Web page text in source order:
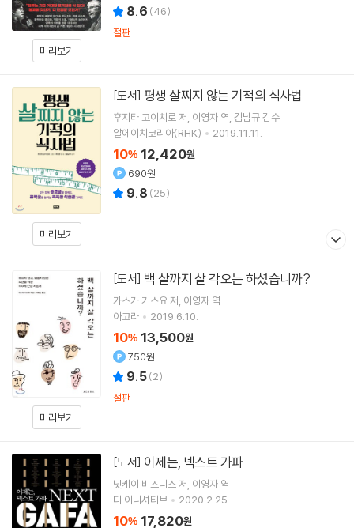
미리보기
8.6 (46)
절판
미리보기
[도서] 평생 살찌지 않는 기적의 식사법
후지타 고이치로 저 이영자 역 김남규감수
알에이치코리아(RHK)
2019.11.11.
10% 12,420원
690원
9.8 (25)
미리보기
[도서] 백 살까지 살 각오는 하셨습니까?
가스가 기스요 저 이영자 역
아고라
2019.6.10.
10% 13,500원
750원
9.5(2)
절판
[도서] 이제는, 넥스트 가파
닛케이 비즈니스 저 이영자 역
디 이니셔티브
2020.2.25.
10% 17,820원